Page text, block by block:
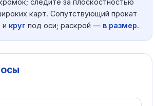
следите за плоскостностью
карт. Сопутствующий прокат
и круг под оси; раскрой — в размер.